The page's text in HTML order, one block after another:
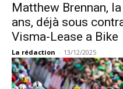
Matthew Brennan,
ans, déjà sous
Visma-Lease a Bike
La rédaction - 13/12/2025